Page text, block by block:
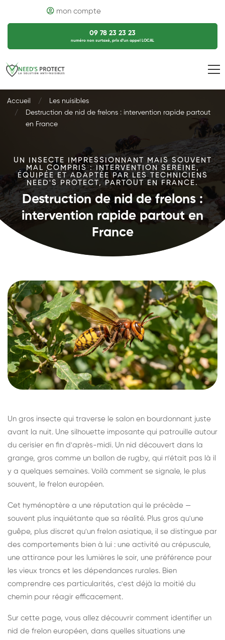
mon compte
09 78 23 23 23
numéro non surtaxé, prix d’un appel LOCAL
Accueil
Les nuisibles
Destruction de nid de frelons : intervention rapide partout
en France
UN INSECTE IMPRESSIONNANT MAIS SOUVENT
MAL COMPRIS : INTERVENTION SEREINE,
ÉQUIPÉE ET ADAPTÉE PAR LES TECHNICIENS
NEED'S PROTECT, PARTOUT EN FRANCE.
Destruction de nid de frelons :
intervention rapide partout en
France
Un gros insecte qui traverse le salon en bourdonnant juste
avant la nuit. Une silhouette imposante qui patrouille autour
du cerisier en fin d'après-midi. Un nid découvert dans la
grange, gros comme un ballon de rugby, qui n'était pas là il
y a quelques semaines. Voilà comment se signale, le plus
souvent, le frelon européen.
Cet hyménoptère a une réputation qui le précède —
souvent plus inquiétante que sa réalité. Plus gros qu'une
guêpe, plus discret qu'un frelon asiatique, il se distingue par
des comportements bien à lui : une activité au crépuscule,
une attirance pour les lumières le soir, une préférence pour
les vieux troncs et les dépendances rurales. Bien
comprendre ces particularités, c'est déjà la moitié du
chemin pour réagir efficacement.
Sur cette page, vous allez découvrir comment identifier un
nid de frelon européen, dans quelles situations une